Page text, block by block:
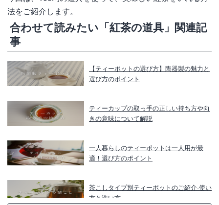
法をご紹介します。
合わせて読みたい「紅茶の道具」関連記
事
【ティーポットの選び方】陶器製の魅力と
選び方のポイント
ティーカップの取っ手の正しい持ち方や向
きの意味について解説
一人暮らしのティーポットは一人用が最
適！選び方のポイント
茶こしタイプ別ティーポットのご紹介-使い
方と洗い方